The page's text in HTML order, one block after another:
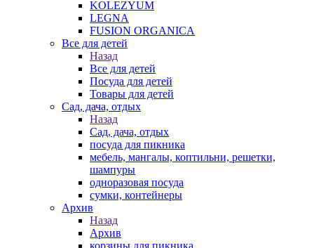
KOLEZYUM
LEGNA
FUSION ORGANICA
Все для детей
Назад
Все для детей
Посуда для детей
Товары для детей
Сад, дача, отдых
Назад
Сад, дача, отдых
посуда для пикника
мебель, мангалы, коптильни, решетки,
шампуры
одноразовая посуда
сумки, контейнеры
Архив
Назад
Архив
корзины для пикника